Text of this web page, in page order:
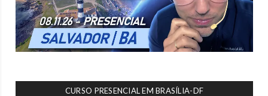
CURSO PRESENCIAL EM BRASÍLIA-DF